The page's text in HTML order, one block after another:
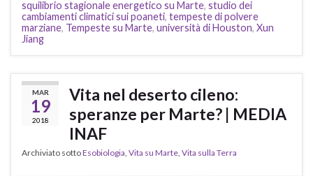
squilibrio stagionale energetico su Marte, studio dei
cambiamenti climatici sui poaneti, tempeste di polvere
marziane, Tempeste su Marte, università di Houston, Xun
Jiang
MAR
19
2018
Vita nel deserto cileno:
speranze per Marte? | MEDIA
INAF
Archiviato sottoEsobiologia, Vita su Marte, Vita sulla Terra